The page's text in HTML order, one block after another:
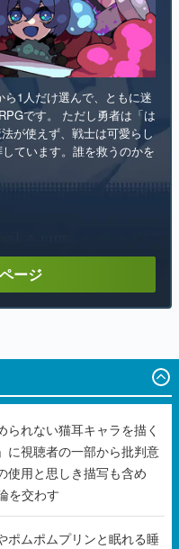
ら1人だけ選んで、ともに迷
です。 ただし勇者は「は
が使えず、戦士は可愛らし
ています。誰を救うのかを
ージ
られない猫耳キャラを描く
に視聴者の一部から批判意
使用と思しき描写も含め
を交わす
ポムポムプリンと眠れる睡